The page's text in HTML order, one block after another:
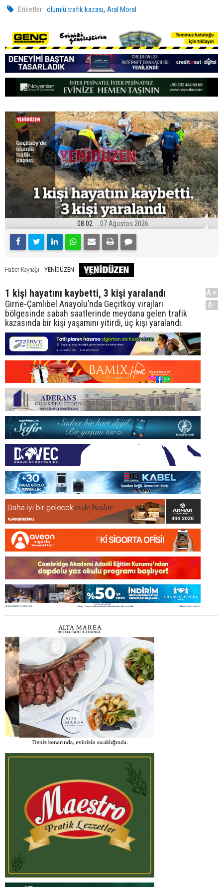
Etiketler : ölümlü trafik kazası,Aral Moral
08:02 07 Ağustos 2026
Haber Kaynağı YENİDÜZEN
1 kişi hayatını kaybetti, 3 kişi yaralandı
Girne-Çamlıbel Anayolu’nda Geçitköy virajları
bölgesinde sabah saatlerinde meydana gelen trafik
kazasında bir kişi yaşamını yitirdi, üç kişi yaralandı.
A+
A-